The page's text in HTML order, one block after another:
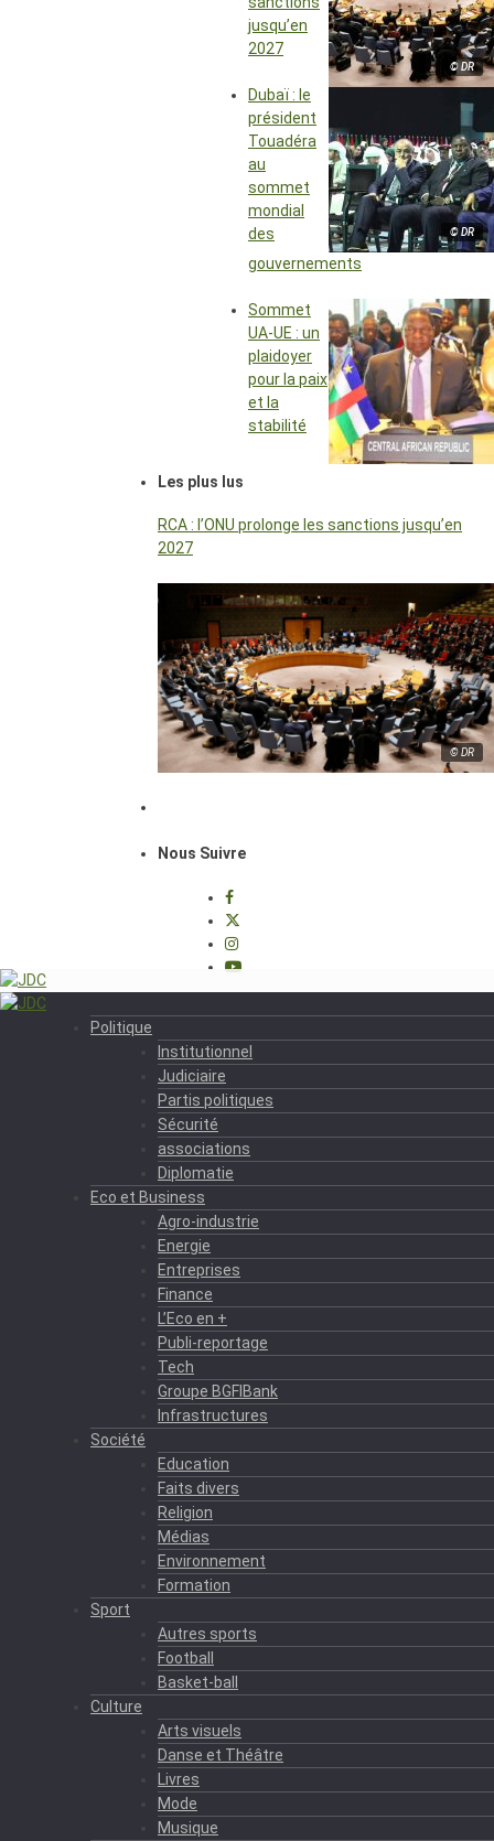
© DR
jusqu’en
2027
© DR
Dubaï : le
président
Touadéra
au
sommet
mondial
des
gouvernements
Sommet
UA-UE : un
plaidoyer
pour la paix
et la
stabilité
Les plus lus
RCA : l’ONU prolonge les sanctions jusqu’en
2027
© DR
Nous Suivre
Politique
Institutionnel
Judiciaire
Partis politiques
Sécurité
associations
Diplomatie
Eco et Business
Agro-industrie
Energie
Entreprises
Finance
L’Eco en +
Publi-reportage
Tech
Groupe BGFIBank
Infrastructures
Société
Education
Faits divers
Religion
Médias
Environnement
Formation
Sport
Autres sports
Football
Basket-ball
Culture
Arts visuels
Danse et Théâtre
Livres
Mode
Musique